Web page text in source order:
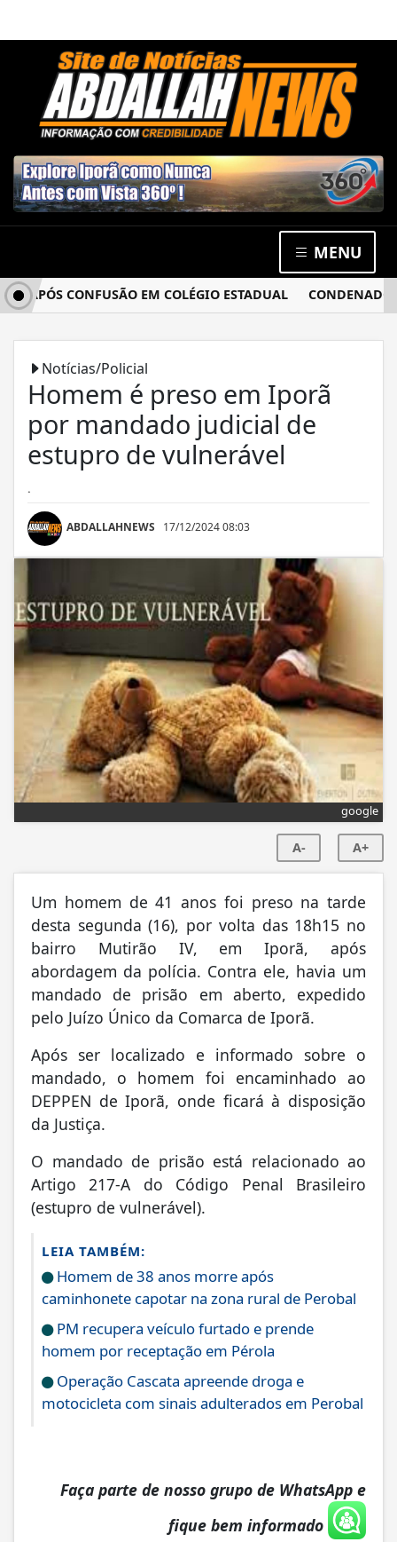
MENU
CONFUSÃO EM COLÉGIO ESTADUAL CONDENADO
Notícias/Policial
Homem é preso em Iporã
por mandado judicial de
estupro de vulnerável
.
ABDALLAHNEWS 17/12/2024 08:03
google
A- A+
Um homem de 41 anos foi preso na tarde
desta segunda (16), por volta das 18h15 no
bairro Mutirão IV, em Iporã, após
abordagem da polícia. Contra ele, havia um
mandado de prisão em aberto, expedido
pelo Juízo Único da Comarca de Iporã.
Após ser localizado e informado sobre o
mandado, o homem foi encaminhado ao
DEPPEN de Iporã, onde ficará à disposição
da Justiça.
O mandado de prisão está relacionado ao
Artigo 217-A do Código Penal Brasileiro
(estupro de vulnerável).
LEIA TAMBÉM:
Homem de 38 anos morre após
caminhonete capotar na zona rural de Perobal
PM recupera veículo furtado e prende
homem por receptação em Pérola
Operação Cascata apreende droga e
motocicleta com sinais adulterados em Perobal
Faça parte de nosso grupo de WhatsApp e
fique bem informado